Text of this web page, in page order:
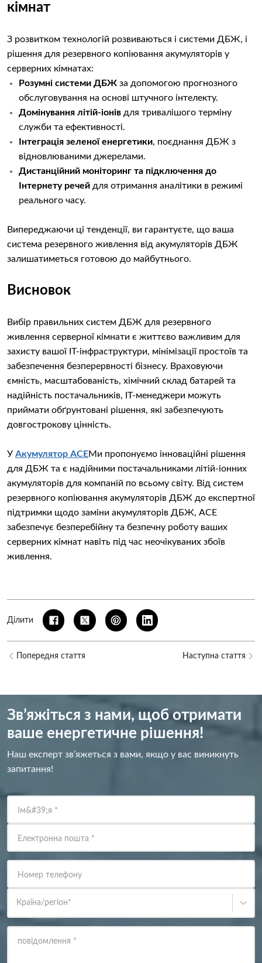
кімнат
З розвитком технологій розвиваються і системи ДБЖ, і
рішення для резервного копіювання акумуляторів у
серверних кімнатах:
Розумні системи ДБЖ за допомогою прогнозного
обслуговування на основі штучного інтелекту.
Домінування літій-іонів для тривалішого терміну
служби та ефективності.
Інтеграція зеленої енергетики, поєднання ДБЖ з
відновлюваними джерелами.
Дистанційний моніторинг та підключення до
Інтернету речей для отримання аналітики в режимі
реального часу.
Випереджаючи ці тенденції, ви гарантуєте, що ваша
система резервного живлення від акумуляторів ДБЖ
залишатиметься готовою до майбутнього.
Висновок
Вибір правильних систем ДБЖ для резервного
живлення серверної кімнати є життєво важливим для
захисту вашої ІТ-інфраструктури, мінімізації простоїв та
забезпечення безперервності бізнесу. Враховуючи
ємність, масштабованість, хімічний склад батарей та
надійність постачальників, ІТ-менеджери можуть
приймати обґрунтовані рішення, які забезпечують
довгострокову цінність.
У Акумулятор ACEМи пропонуємо інноваційні рішення
для ДБЖ та є надійними постачальниками літій-іонних
акумуляторів для компаній по всьому світу. Від систем
резервного копіювання акумуляторів ДБЖ до експертної
підтримки щодо заміни акумуляторів ДБЖ, ACE
забезпечує безперебійну та безпечну роботу ваших
серверних кімнат навіть під час неочікуваних збоїв
живлення.
Ділити
Попередня стаття Наступна стаття
Зв’яжіться з нами, щоб отримати
ваше енергетичне рішення!
Наш експерт зв’яжеться з вами, якщо у вас виникнуть
запитання!
Ім&#39;я *
Електронна пошта *
Номер телефону
Країна/регіон*
повідомлення *